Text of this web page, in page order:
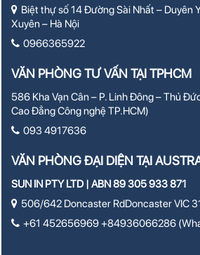
Biệt thự số 14 Đường Sài Nhất – Duyên
Xuyên – Hà Nội
0966365922
VĂN PHÒNG TƯ VẤN TẠI TPHCM
586 Kha Vạn Cân – P. Linh Đông – Thủ
Cao Đẳng Công nghệ TP.HCM)
093 4917636
VĂN PHÒNG ĐẠI DIỆN TẠI
SUN IN PTY LTD | ABN 89 305 933 871
506/642 Doncaster RdDoncaster VIC
+61 452656969 +84936066286